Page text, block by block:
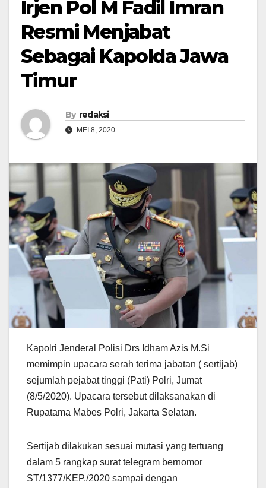
Irjen Pol M Fadil Imran
Resmi Menjabat
Sebagai Kapolda Jawa
Timur
By redaksi
MEI 8, 2020
Kapolri Jenderal Polisi Drs Idham Azis M.Si
memimpin upacara serah terima jabatan ( sertijab)
sejumlah pejabat tinggi (Pati) Polri, Jumat
(8/5/2020). Upacara tersebut dilaksanakan di
Rupatama Mabes Polri, Jakarta Selatan.
Sertijab dilakukan sesuai mutasi yang tertuang
dalam 5 rangkap surat telegram bernomor
ST/1377/KEP./2020 sampai dengan